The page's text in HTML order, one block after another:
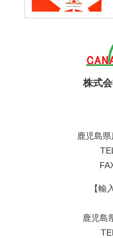
株式
鹿児島県
【輸
鹿児島